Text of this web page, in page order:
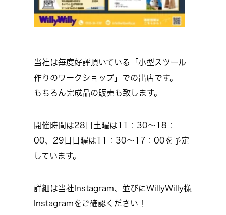
当社は毎度好評頂いている「小型スツール
作りのワークショップ」での出店です。
もちろん完成品の販売も致します。
開催時間は28日土曜は11：30～18：
00、29日日曜は11：30～17：00を予定
しています。
詳細は当社Instagram、並びにWillyWilly様
Instagramをご確認ください！